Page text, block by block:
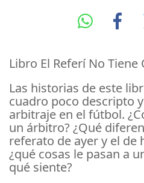
Libro El Referí No Tiene
Las historias de este
cuadro poco descripto
arbitraje en el fútbol.
un árbitro? ¿Qué
referato de ayer y el de
¿qué cosas le pasan a
qué siente?